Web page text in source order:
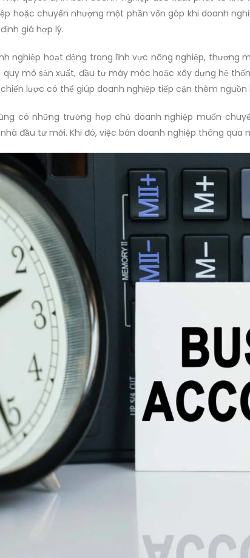
hoặc chuyển nhượng một phần vốn góp khi doanh
giá hợp lý.
nghiệp hoạt động trong lĩnh vực nông nghiệp,
quy mô sản xuất, đầu tư máy móc hoặc xây dựng hệ
lược có thể giúp doanh nghiệp tiếp cận thêm
có những trường hợp chủ doanh nghiệp muốn
đầu tư mới. Khi đó, việc bán doanh nghiệp thông